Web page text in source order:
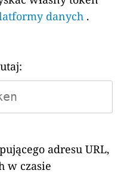
danych .
adresu URL,
w czasie